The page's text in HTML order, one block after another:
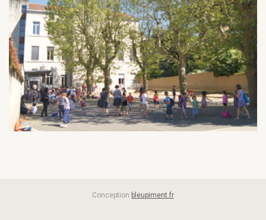
Conception bleupiment.fr